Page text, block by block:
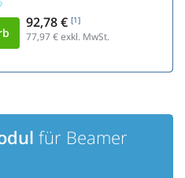
92,78 € [1]
77,97 € exkl. MwSt.
für Beamer